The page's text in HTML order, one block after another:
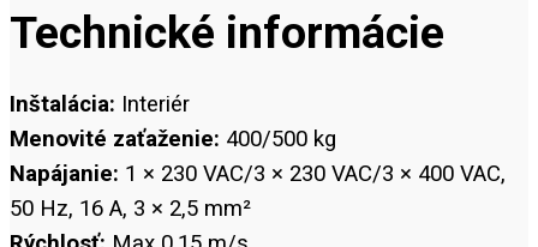
Technické informácie
Inštalácia: Interiér
Menovité zaťaženie: 400/500 kg
Napájanie: 1 × 230 VAC/3 × 230 VAC/3 × 400 VAC,
50 Hz, 16 A, 3 × 2,5 mm²